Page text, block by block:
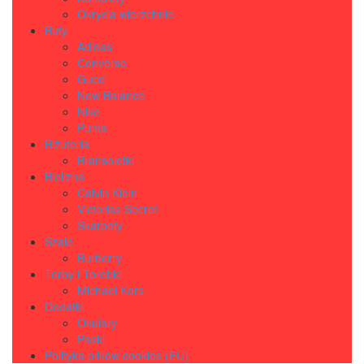
Okrycia wierzchnie
Buty
Adidas
Converse
Gucci
New Balance
Nike
Puma
Biżuteria
Bransoletki
Bielizna
Calvin Klein
Victorias Secret
Skarpety
Szale
Burberry
Torby i Torebki
Michael Kors
Dodatki
Okulary
Paski
Polityka plików cookies (EU)